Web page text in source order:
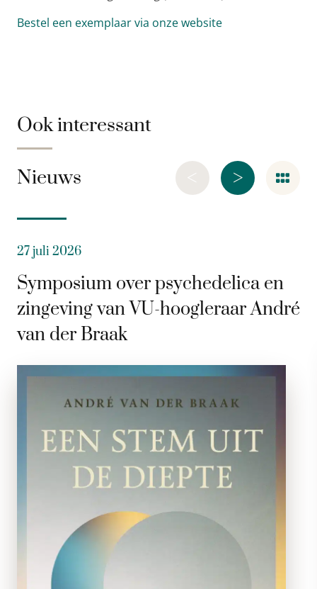
Bestel een exemplaar via onze website
Ook interessant
Nieuws >
<
27 juli 2026
Symposium over psychedelica en
zingeving van VU-hoogleraar André
van der Braak